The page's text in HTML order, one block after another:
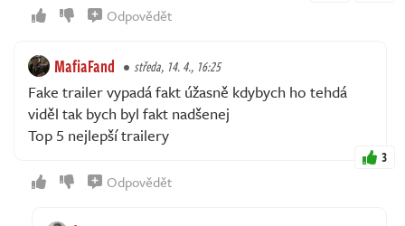
Odpovědět
MafiaFand středa, 14. 4., 16:25
Fake trailer vypadá fakt úžasně kdybych ho tehdá
viděl tak bych byl fakt nadšenej
Top 5 nejlepší trailery
3
Odpovědět